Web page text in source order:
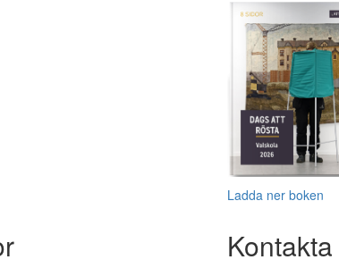
Ladda ner boken